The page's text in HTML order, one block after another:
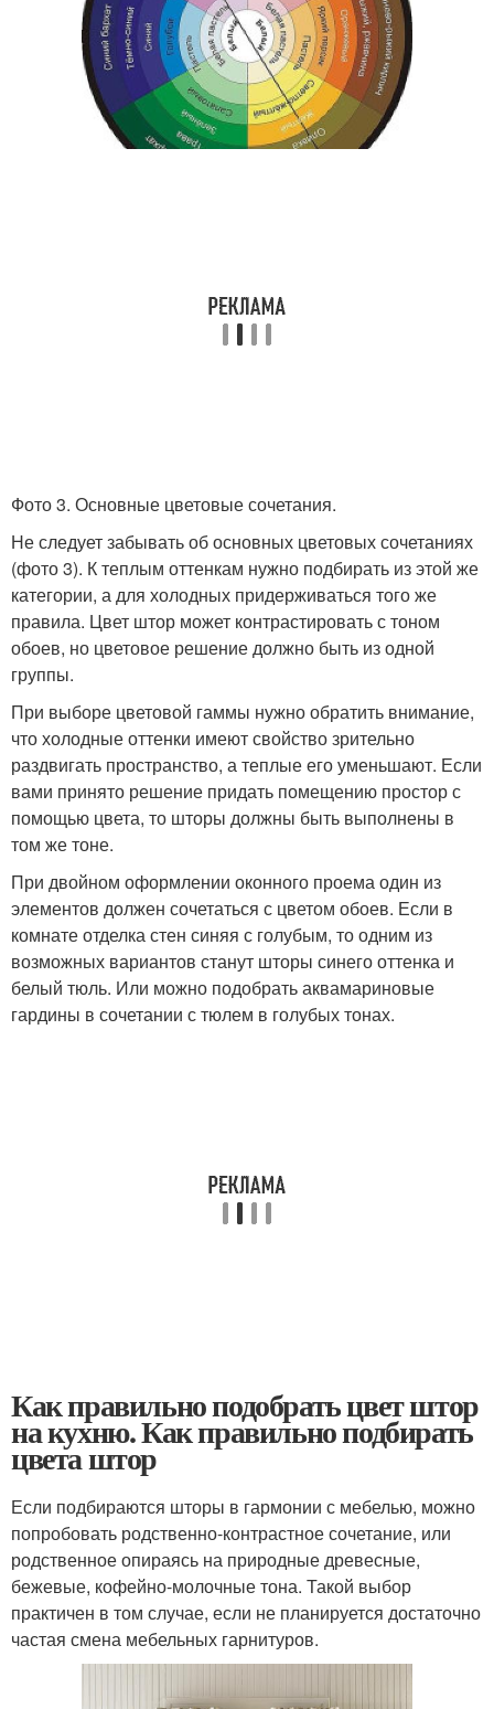
Фото 3. Основные цветовые сочетания.
Не следует забывать об основных цветовых сочетаниях
(фото 3). К теплым оттенкам нужно подбирать из этой же
категории, а для холодных придерживаться того же
правила. Цвет штор может контрастировать с тоном
обоев, но цветовое решение должно быть из одной
группы.
При выборе цветовой гаммы нужно обратить внимание,
что холодные оттенки имеют свойство зрительно
раздвигать пространство, а теплые его уменьшают. Если
вами принято решение придать помещению простор с
помощью цвета, то шторы должны быть выполнены в
том же тоне.
При двойном оформлении оконного проема один из
элементов должен сочетаться с цветом обоев. Если в
комнате отделка стен синяя с голубым, то одним из
возможных вариантов станут шторы синего оттенка и
белый тюль. Или можно подобрать аквамариновые
гардины в сочетании с тюлем в голубых тонах.
Как правильно подобрать цвет штор
на кухню. Как правильно подбирать
цвета штор
Если подбираются шторы в гармонии с мебелью, можно
попробовать родственно-контрастное сочетание, или
родственное опираясь на природные древесные,
бежевые, кофейно-молочные тона. Такой выбор
практичен в том случае, если не планируется достаточно
частая смена мебельных гарнитуров.